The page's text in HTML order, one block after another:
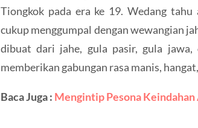
Tiongkok pada era ke 19. Wedang
cukup menggumpal dengan wewangian
dibuat dari jahe, gula pasir, gula jawa,
memberikan gabungan rasa manis,
Baca Juga : Mengintip Pesona Keindahan